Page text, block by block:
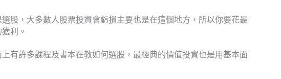
股，大多數人股票投資會虧損主要也是在這個地方，所以你要花最
利。
上有許多課程及書本在教如何選股，最經典的價值投資也是用基本面